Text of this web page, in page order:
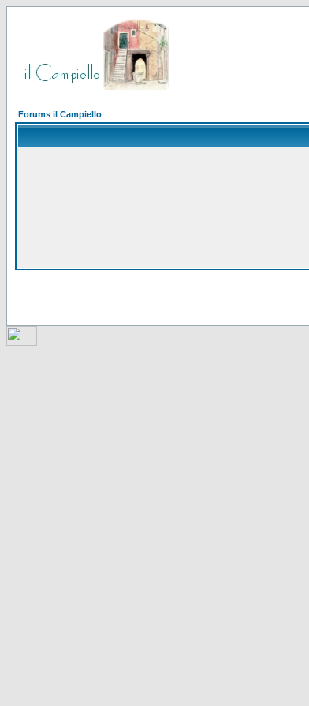
Forums il Campiello